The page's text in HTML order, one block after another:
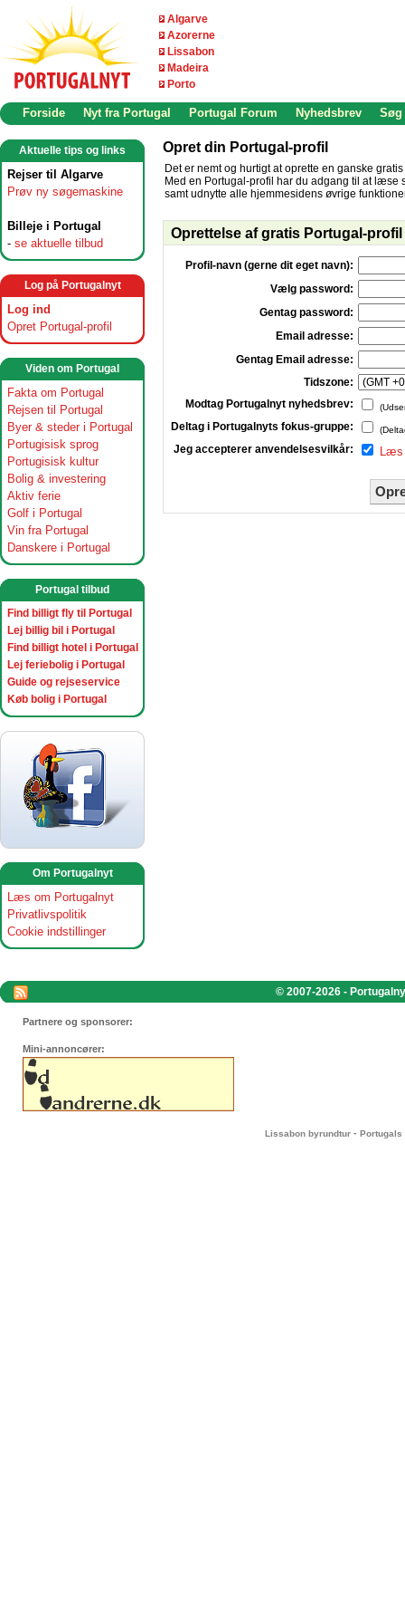
Algarve
Azorerne
Lissabon
Madeira
Porto
Forside Nyt fra Portugal Portugal Forum Nyhedsbrev Søg
Aktuelle tips og links
Rejser til Algarve
Prøv ny søgemaskine
Billeje i Portugal
- se aktuelle tilbud
Log på Portugalnyt
Log ind
Opret Portugal-profil
Viden om Portugal
Fakta om Portugal
Rejsen til Portugal
Byer & steder i Portugal
Portugisisk sprog
Portugisisk kultur
Bolig & investering
Aktiv ferie
Golf i Portugal
Vin fra Portugal
Danskere i Portugal
Portugal tilbud
Find billigt fly til Portugal
Lej billig bil i Portugal
Find billigt hotel i Portugal
Lej feriebolig i Portugal
Guide og rejseservice
Køb bolig i Portugal
Om Portugalnyt
Læs om Portugalnyt
Privatlivspolitik
Cookie indstillinger
Opret din Portugal-profil
Det er nemt og hurtigt at oprette en ganske
Med en Portugal-profil har du adgang til at læse
samt udnytte alle hjemmesidens øvrige
Oprettelse af gratis Portugal-profil
Profil-navn (gerne dit eget navn):
Vælg password:
Gentag password:
Email adresse:
Gentag Email adresse:
Tidszone:
Modtag Portugalnyt nyhedsbrev:
Deltag i Portugalnyts fokus-gruppe:
Jeg accepterer anvendelsesvilkår: Læs
© 2007-2026 -
Partnere og sponsorer:
Mini-annoncører:
Lissabon byrundtur - Portugals